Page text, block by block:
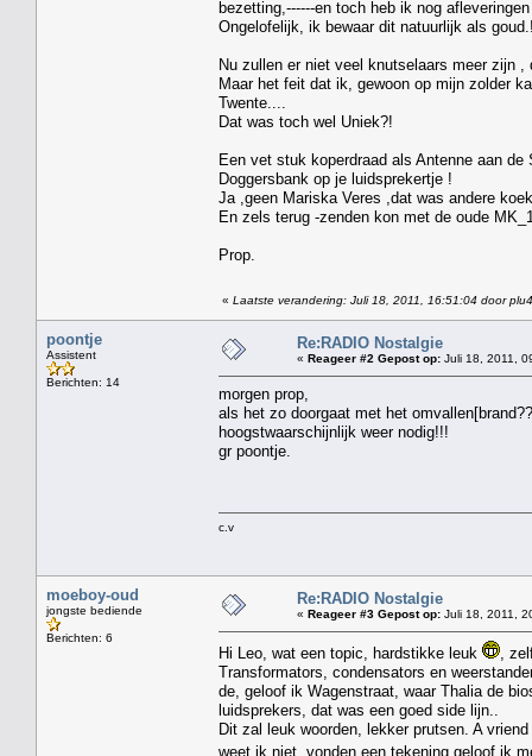
bezetting,------en toch heb ik nog
Ongelofelijk, ik bewaar dit natuurlijk als
Nu zullen er niet veel knutselaars meer zijn
Maar het feit dat ik, gewoon op mijn zolder
Twente....
Dat was toch wel Uniek?!
Een vet stuk koperdraad als Antenne aan
Doggersbank op je luidsprekertje !
Ja ,geen Mariska Veres ,dat was andere
En zels terug -zenden kon met de oude
Prop.
« Laatste verandering: Juli 18, 2011, 16:51:04 door plu4
poontje
Assistent
Berichten: 14
Re:RADIO Nostalgie
« Reageer #2 Gepost op: Juli 18, 2011,
morgen prop,
als het zo doorgaat met het
hoogstwaarschijnlijk weer nodig!!!
gr poontje.
c.v
moeboy-oud
jongste bediende
Berichten: 6
Re:RADIO Nostalgie
« Reageer #3 Gepost op: Juli 18, 2011,
Hi Leo, wat een topic, hardstikke leuk
,
Transformators, condensators en
de, geloof ik Wagenstraat, waar Thalia de
luidsprekers, dat was een goed side lijn..
Dit zal leuk woorden, lekker prutsen. A
weet ik niet, vonden een tekening geloof ik